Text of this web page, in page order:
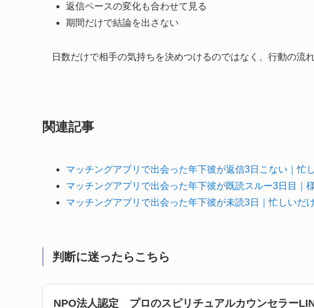
返信ペースの変化も合わせて見る
期間だけで結論を出さない
日数だけで相手の気持ちを決めつけるのではなく、行動の流
関連記事
マッチングアプリで出会った年下彼が返信3日こない｜忙
マッチングアプリで出会った年下彼が既読スルー3日目｜
マッチングアプリで出会った年下彼が未読3日｜忙しいだ
判断に迷ったらこちら
NPO法人認定 プロのスピリチュアルカウンセラー